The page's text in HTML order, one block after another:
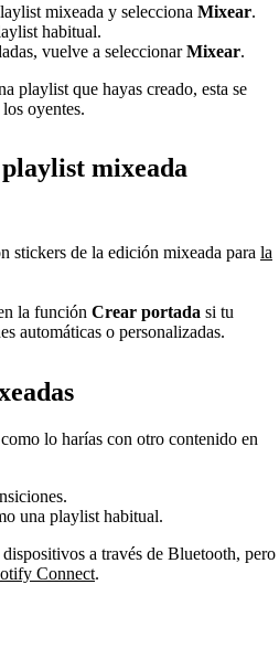
mixeada y selecciona Mixear.
habitual.
vuelve a seleccionarMixear.
playlist que hayas creado, esta se
oyentes.
mixeada
stickers de la edición mixeada para la
la función Crear portada si tu
automáticas o personalizadas.
como lo harías con otro contenido en
una playlist habitual.
a través de Bluetooth, pero
Connect.